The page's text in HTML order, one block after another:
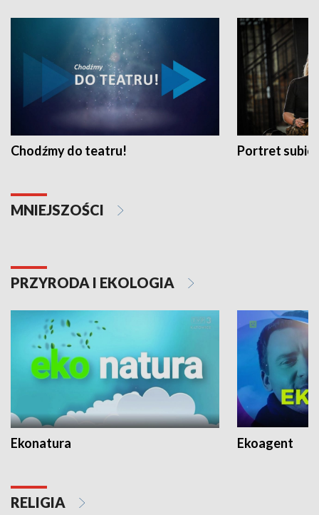
Chodźmy do teatru! Portret
MNIEJSZOŚCI
PRZYRODA I EKOLOGIA
Ekonatura Ekoagent
RELIGIA